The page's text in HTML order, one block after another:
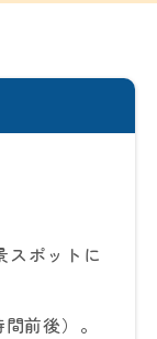
スポットに
前後）。